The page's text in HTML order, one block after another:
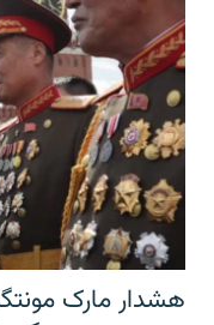
هشدار مارک